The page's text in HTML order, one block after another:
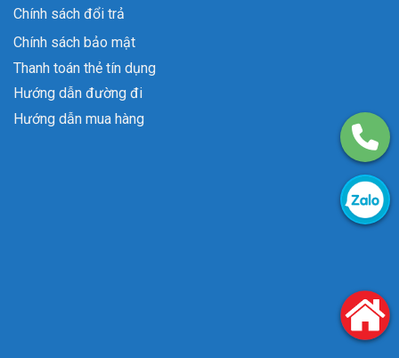
Chính sách đổi trả
Chính sách bảo mật
Thanh toán thẻ tín dụng
Hướng dẫn đường đi
Hướng dẫn mua hàng